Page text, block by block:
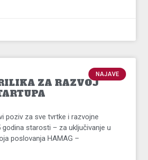
NAJAVE
ZA RAZVOJ
poziv za sve tvrtke i razvojne
starosti – za uključivanje u
poslovanja HAMAG –